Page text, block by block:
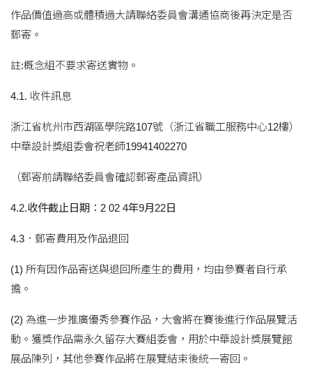
作品價值過高或體積過大請聯絡委員會溝通協商後再決定是否
郵寄。
註:概念組不要求寄送實物。
4.1. 收件訊息
浙江省杭州市西湖區學院路107號（浙江省職工服務中心12樓）
中華設計獎組委會祝老師19941402270
（郵寄前請聯絡委員會確認郵寄產品資訊）
4.2.收件截止日期： 2 02 4年9月22日
4.3．郵寄費用及作品退回
(1) 所有因作品寄送與退回所產生的費用，均由參賽者自行承
擔。
(2) 為進一步推廣優秀參賽作品，大會將在賽後進行作品展覽活
動。獲獎作品需永久留存大賽組委會，用於中華設計獎展覽館
展品陳列，其他參賽作品將在展覽結束後統一寄回。